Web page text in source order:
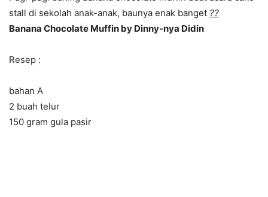
stall di sekolah anak-anak, baunya enak banget ??
Banana Chocolate Muffin by Dinny-nya Didin
Resep :
bahan A
2 buah telur
150 gram gula pasir